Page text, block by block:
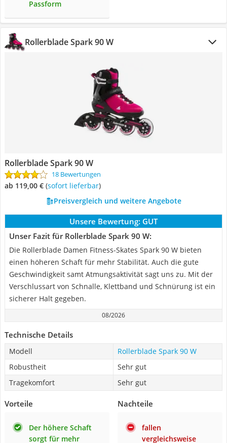
Passform
Rollerblade Spark 90 W
Rollerblade Spark 90 W
18 Bewertungen
ab 119,00 € ( Sofort lieferbar)
Preisvergleich und weitere Angebote
Unsere Bewertung: GUT
Unser Fazit für Rollerblade Spark 90 W:
Die Rollerblade Damen Fitness-Skates Spark 90 W bieten
einen höheren Schaft für mehr Stabilität. Auch die gute
Geschwindigkeit samt Atmungsaktivität sagt uns zu. Mit der
Verschlussart von Schnalle, Klettband und Schnürung ist ein
sicherer Halt gegeben.
08/2026
Technische Details
Modell
Rollerblade Spark 90 W
Robustheit
Sehr gut
Tragekomfort
Sehr gut
Vorteile
Der höhere Schaft
sorgt für mehr
Nachteile
fallen
vergleichsweise